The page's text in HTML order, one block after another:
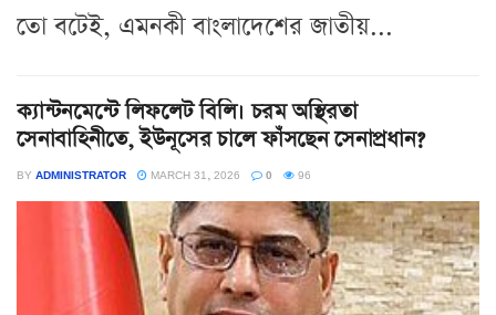
তো বটেই, এমনকী বাংলাদেশের জাতীয়...
ক্যান্টনমেন্টে লিফলেট বিলি। চরম অস্থিরতা
সেনাবাহিনীতে, ইউনূসের চালে ফাঁসছেন সেনাপ্রধান?
BY ADMINISTRATOR MARCH 31, 2026 0 96